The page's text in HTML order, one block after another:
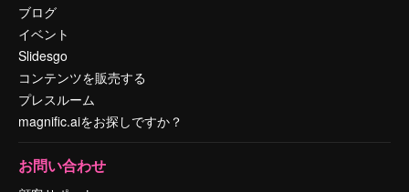
ブログ
イベント
Slidesgo
コンテンツを販売する
プレスルーム
magnific.aiをお探しですか？
お問い合わせ